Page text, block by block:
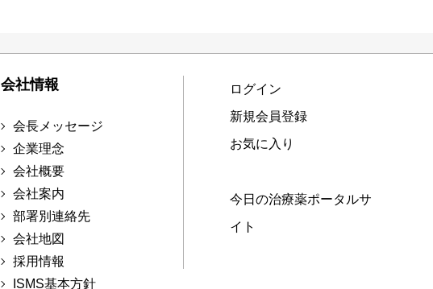
会社情報
会長メッセージ
企業理念
会社概要
会社案内
部署別連絡先
会社地図
採用情報
ISMS基本方針
ログイン
新規会員登録
お気に入り
今日の治療薬ポータルサ
イト